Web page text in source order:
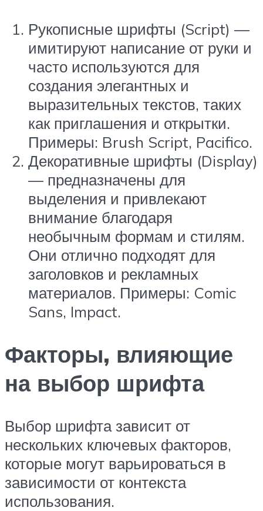
Рукописные шрифты (Script) —
имитируют написание от руки и
часто используются для
создания элегантных и
выразительных текстов, таких
как приглашения и открытки.
Примеры: Brush Script, Pacifico.
Декоративные шрифты (Display)
— предназначены для
выделения и привлекают
внимание благодаря
необычным формам и стилям.
Они отлично подходят для
заголовков и рекламных
материалов. Примеры: Comic
Sans, Impact.
Факторы, влияющие
на выбор шрифта
Выбор шрифта зависит от
нескольких ключевых факторов,
которые могут варьироваться в
зависимости от контекста
использования.